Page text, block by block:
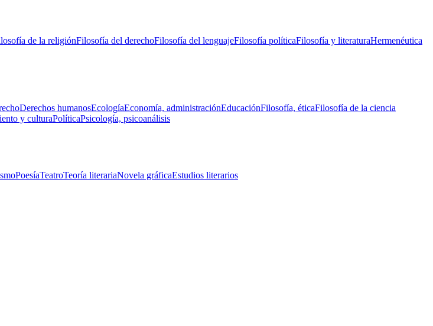
de la religiónFilosofía del derechoFilosofía del lenguajeFilosofía políticaFilosofía y literaturaHermenéutica
Derechos humanosEcologíaEconomía, administraciónEducaciónFilosofía, éticaFilosofía de la ciencia
y culturaPolíticaPsicología, psicoanálisis
PoesíaTeatroTeoría literariaNovela gráficaEstudios literarios